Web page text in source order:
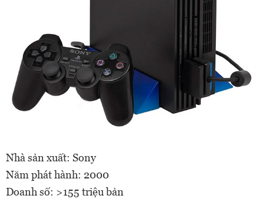
Nhà sản xuất: Sony
Năm phát hành: 2000
Doanh số: >155 triệu bản